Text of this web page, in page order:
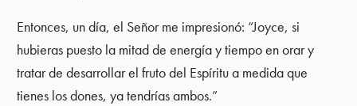
Entonces, un día, el Señor me impresionó: “Joyce, si
hubieras puesto la mitad de energía y tiempo en orar y
tratar de desarrollar el fruto del Espíritu a medida que
tienes los dones, ya tendrías ambos.”